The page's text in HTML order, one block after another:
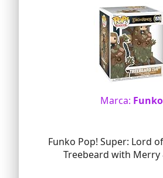
Marca: Funko
Funko Pop! Super: Lord
Treebeard with Merry